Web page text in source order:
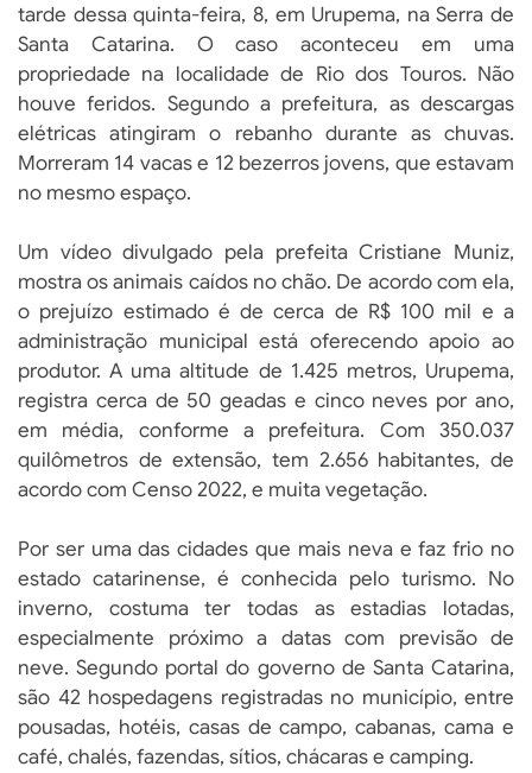
tarde dessa quinta-feira, 8, em Urupema, na Serra de
Santa Catarina. O caso aconteceu em uma
propriedade na localidade de Rio dos Touros. Não
houve feridos. Segundo a prefeitura, as descargas
elétricas atingiram o rebanho durante as chuvas.
Morreram 14 vacas e 12 bezerros jovens, que estavam
no mesmo espaço.
Um vídeo divulgado pela prefeita Cristiane Muniz,
mostra os animais caídos no chão. De acordo com ela,
o prejuízo estimado é de cerca de R$ 100 mil e a
administração municipal está oferecendo apoio ao
produtor. A uma altitude de 1.425 metros, Urupema,
registra cerca de 50 geadas e cinco neves por ano,
em média, conforme a prefeitura. Com 350.037
quilômetros de extensão, tem 2.656 habitantes, de
acordo com Censo 2022, e muita vegetação.
Por ser uma das cidades que mais neva e faz frio no
estado catarinense, é conhecida pelo turismo. No
inverno, costuma ter todas as estadias lotadas,
especialmente próximo a datas com previsão de
neve. Segundo portal do governo de Santa Catarina,
são 42 hospedagens registradas no município, entre
pousadas, hotéis, casas de campo, cabanas, cama e
café, chalés, fazendas, sítios, chácaras e camping.